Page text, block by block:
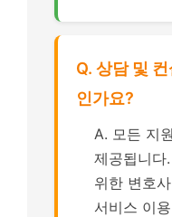
Q. 상담 및
인가요?
A. 모든 지
제공됩니다
위한 변호
서비스 이